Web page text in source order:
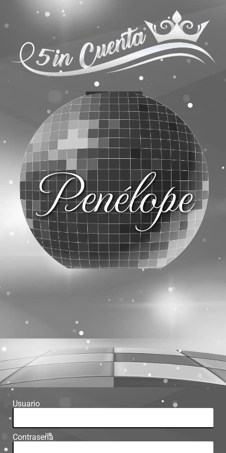
Penélope
Usuario
Contraseña